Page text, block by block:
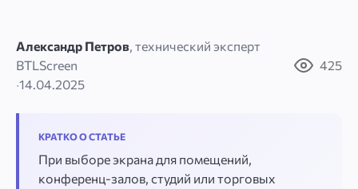
Александр Петров, технический эксперт
BTLScreen
·14.04.2025
425
КРАТКО О СТАТЬЕ
При выборе экрана для помещений,
конференц-залов, студий или торговых